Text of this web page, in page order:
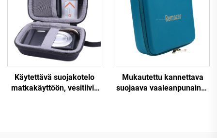
tyyppisen AA-akun,
pankkiakun ja
työkalukotelo
Käytettävä suojakotelo
matkakäyttöön, vesitiivis
Mukautettu kannettava
suojaava vaaleanpunainen